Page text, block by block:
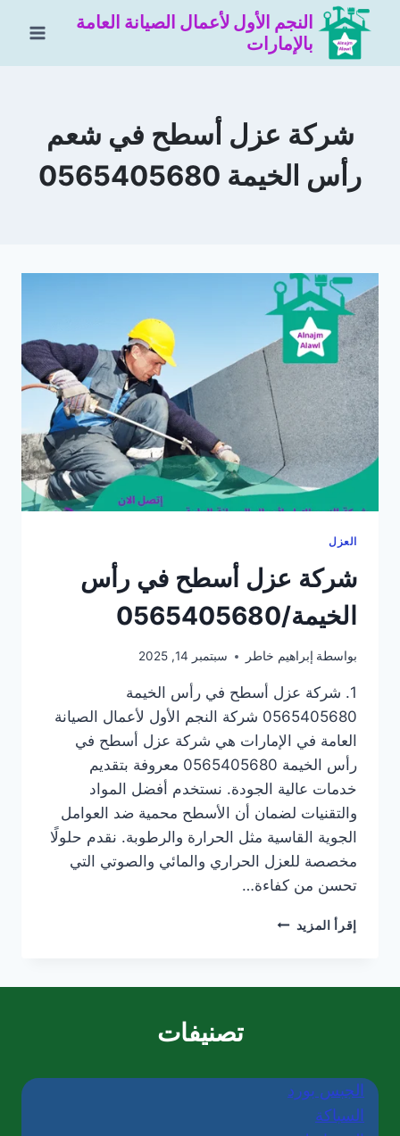
التجاوز
المحتوى
النجم الأول لأعمال الصيانة العامة
بالإمارات
شركة عزل أسطح في شعم
رأس الخيمة 0565405680
العزل
شركة عزل أسطح في رأس
الخيمة/0565405680
بواسطة إبراهيم خاطر سبتمبر 14, 2025
1. شركة عزل أسطح في رأس الخيمة
0565405680 شركة النجم الأول لأعمال الصيانة
العامة في الإمارات هي شركة عزل أسطح في
رأس الخيمة 0565405680 معروفة بتقديم
خدمات عالية الجودة. نستخدم أفضل المواد
والتقنيات لضمان أن الأسطح محمية ضد العوامل
الجوية القاسية مثل الحرارة والرطوبة. نقدم حلولًا
مخصصة للعزل الحراري والمائي والصوتي التي
تحسن من كفاءة…
إقرأ المزيد شركة
تصنيفات
الجبس بورد
السباكة